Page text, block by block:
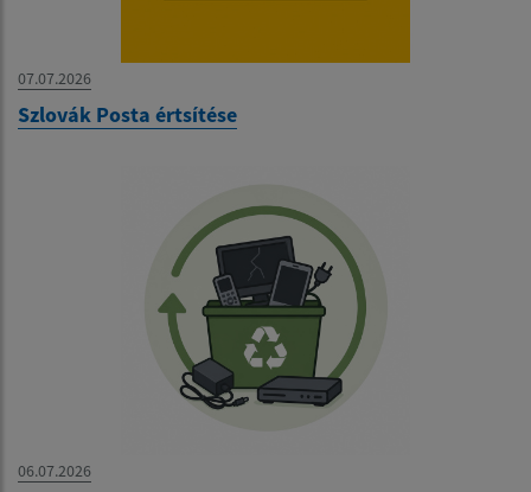
07.07.2026
Szlovák Posta értsítése
06.07.2026